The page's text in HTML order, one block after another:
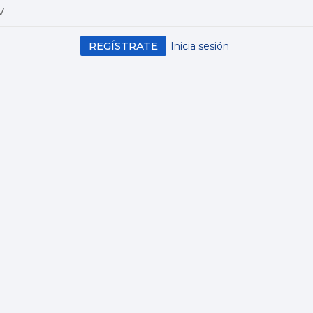
Inicia sesión
REGÍSTRATE